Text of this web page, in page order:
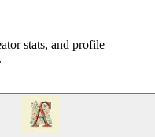
stats, and profile